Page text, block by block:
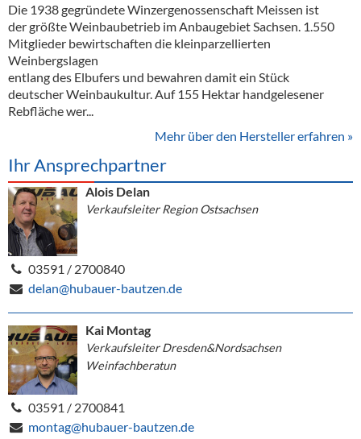
Die 1938 gegründete Winzergenossenschaft Meissen ist
der größte Weinbaubetrieb im Anbaugebiet Sachsen. 1.550
Mitglieder bewirtschaften die kleinparzellierten
Weinbergslagen
entlang des Elbufers und bewahren damit ein Stück
deutscher Weinbaukultur. Auf 155 Hektar handgelesener
Rebfläche wer...
Mehr über den Hersteller erfahren »
Ihr Ansprechpartner
Alois Delan
Verkaufsleiter Region Ostsachsen
03591 / 2700840
delan@hubauer-bautzen.de
Kai Montag
Verkaufsleiter Dresden&Nordsachsen
Weinfachberatun
03591 / 2700841
montag@hubauer-bautzen.de